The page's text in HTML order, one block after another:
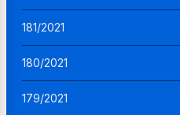
181/2021
180/2021
179/2021